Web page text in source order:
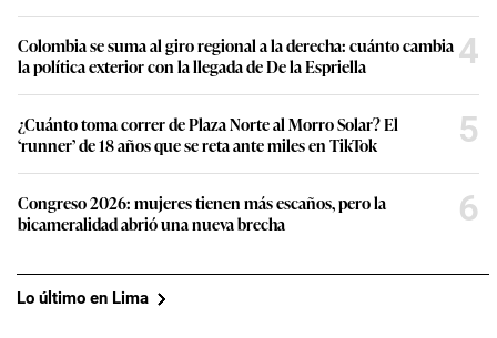
Colombia se suma al giro regional a la derecha: cuánto cambia
la política exterior con la llegada de De la Espriella
4
¿Cuánto toma correr de Plaza Norte al Morro Solar? El
‘runner’ de 18 años que se reta ante miles en TikTok
5
Congreso 2026: mujeres tienen más escaños, pero la
bicameralidad abrió una nueva brecha
6
Lo último en Lima